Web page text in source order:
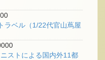
ラベル（1/22代官山蔦屋
ストによる国内外11都